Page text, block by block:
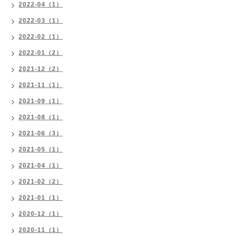
2022-04（1）
2022-03（1）
2022-02（1）
2022-01（2）
2021-12（2）
2021-11（1）
2021-09（1）
2021-08（1）
2021-06（3）
2021-05（1）
2021-04（1）
2021-02（2）
2021-01（1）
2020-12（1）
2020-11（1）